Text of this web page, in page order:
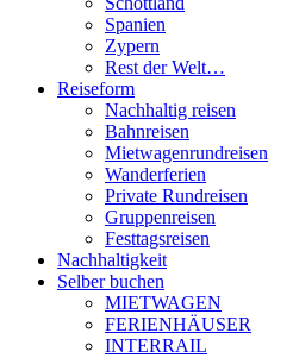
Spanien
Zypern
Rest der Welt…
Reiseform
Nachhaltig reisen
Bahnreisen
Mietwagenrundreisen
Wanderferien
Private Rundreisen
Gruppenreisen
Festtagsreisen
Nachhaltigkeit
Selber buchen
MIETWAGEN
FERIENHÄUSER
INTERRAIL